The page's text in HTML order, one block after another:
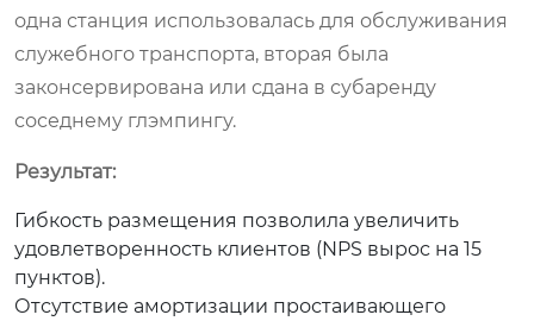
одна станция использовалась для обслуживания
служебного транспорта, вторая была
законсервирована или сдана в субаренду
соседнему глэмпингу.
Результат:
Гибкость размещения позволила увеличить
удовлетворенность клиентов (NPS вырос на 15
пунктов).
Отсутствие амортизации простаивающего